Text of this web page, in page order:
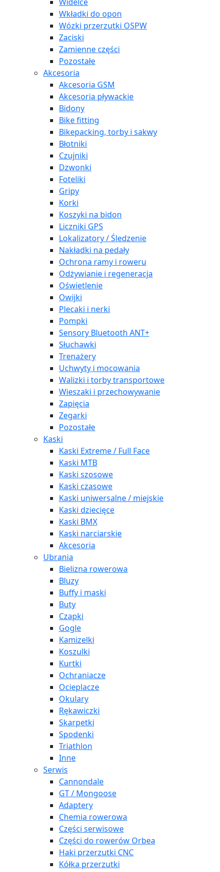
Wkładki do opon
Wózki przerzutki OSPW
Zaciski
Zamienne części
Pozostałe
Akcesoria
Akcesoria GSM
Akcesoria pływackie
Bidony
Bike fitting
Bikepacking, torby i sakwy
Błotniki
Czujniki
Dzwonki
Foteliki
Gripy
Korki
Koszyki na bidon
Liczniki GPS
Lokalizatory / Śledzenie
Nakładki na pedały
Ochrona ramy i roweru
Odżywianie i regeneracja
Oświetlenie
Owijki
Plecaki i nerki
Pompki
Sensory Bluetooth ANT+
Słuchawki
Trenażery
Uchwyty i mocowania
Walizki i torby transportowe
Wieszaki i przechowywanie
Zapięcia
Zegarki
Pozostałe
Kaski
Kaski Extreme / Full Face
Kaski MTB
Kaski szosowe
Kaski czasowe
Kaski uniwersalne / miejskie
Kaski dziecięce
Kaski BMX
Kaski narciarskie
Akcesoria
Ubrania
Bielizna rowerowa
Bluzy
Buffy i maski
Buty
Czapki
Gogle
Kamizelki
Koszulki
Kurtki
Ochraniacze
Ocieplacze
Okulary
Rękawiczki
Skarpetki
Spodenki
Triathlon
Inne
Serwis
Cannondale
GT / Mongoose
Adaptery
Chemia rowerowa
Części serwisowe
Części do rowerów Orbea
Haki przerzutki CNC
Kółka przerzutki